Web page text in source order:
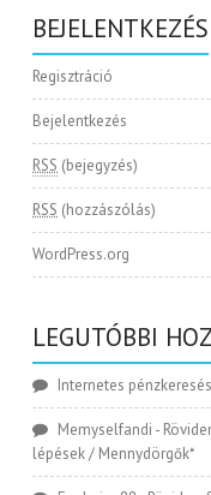
BEJELENTKEZÉS
Regisztráció
Bejelentkezés
RSS (bejegyzés)
RSS (hozzászólás)
WordPress.org
LEGUTÓBBI
Internetes pénzkeresés
Memyselfandi -
lépések / Mennydörgők*